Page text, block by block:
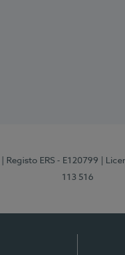
| Registo ERS - E120799 |
113 516